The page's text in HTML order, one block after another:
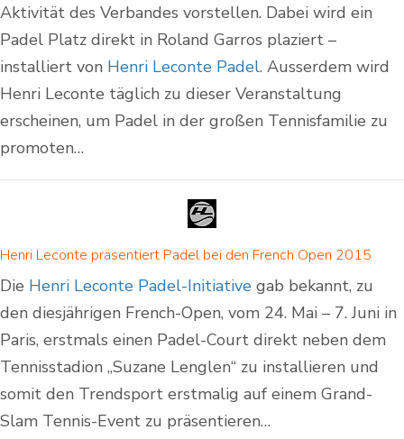
Aktivität des Verbandes vorstellen. Dabei wird ein
Padel Platz direkt in Roland Garros plaziert –
installiert von Henri Leconte Padel. Ausserdem wird
Henri Leconte täglich zu dieser Veranstaltung
erscheinen, um Padel in der großen Tennisfamilie zu
promoten…
Henri Leconte präsentiert Padel bei den French Open 2015
Die Henri Leconte Padel-Initiative gab bekannt, zu
den diesjährigen French-Open, vom 24. Mai – 7. Juni in
Paris, erstmals einen Padel-Court direkt neben dem
Tennisstadion „Suzane Lenglen“ zu installieren und
somit den Trendsport erstmalig auf einem Grand-
Slam Tennis-Event zu präsentieren…